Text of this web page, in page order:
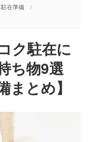
在準備
ク駐在に
ち物9選
まとめ】